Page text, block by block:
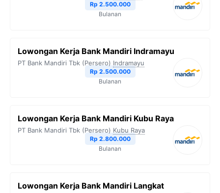
Rp 2.500.000
Bulanan
Lowongan Kerja Bank Mandiri Indramayu
PT Bank Mandiri Tbk (Persero) Indramayu
Rp 2.500.000
Bulanan
Lowongan Kerja Bank Mandiri Kubu Raya
PT Bank Mandiri Tbk (Persero) Kubu Raya
Rp 2.800.000
Bulanan
Lowongan Kerja Bank Mandiri Langkat